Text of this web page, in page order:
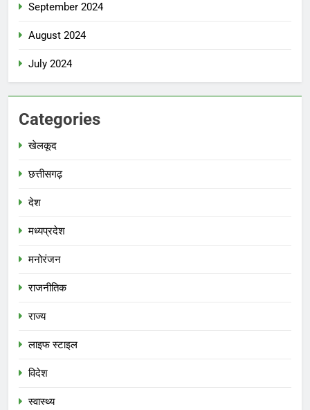
September 2024
August 2024
July 2024
Categories
खेलकूद
छत्तीसगढ़
देश
मध्‍यप्रदेश
मनोरंजन
राजनीतिक
राज्य
लाइफ स्टाइल
विदेश
स्‍वास्‍थ्‍य